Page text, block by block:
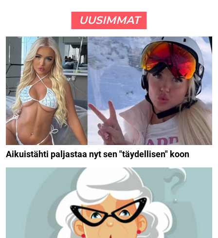
UUSIMMAT
Aikuistähti paljastaa nyt sen "täydellisen" koon